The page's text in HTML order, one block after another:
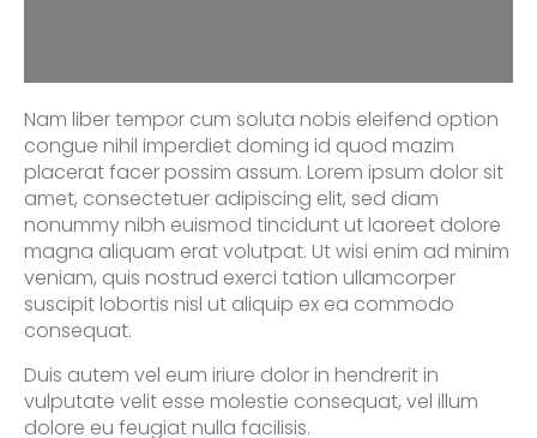
Nam liber tempor cum soluta nobis eleifend option
congue nihil imperdiet doming id quod mazim
placerat facer possim assum. Lorem ipsum dolor sit
amet, consectetuer adipiscing elit, sed diam
nonummy nibh euismod tincidunt ut laoreet dolore
magna aliquam erat volutpat. Ut wisi enim ad minim
veniam, quis nostrud exerci tation ullamcorper
suscipit lobortis nisl ut aliquip ex ea commodo
consequat.
Duis autem vel eum iriure dolor in hendrerit in
vulputate velit esse molestie consequat, vel illum
dolore eu feugiat nulla facilisis.